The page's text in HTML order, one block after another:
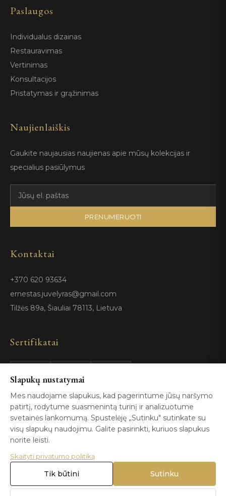
Paslaugos
Individualus dizainas
Restauravimas
Vertinimas
Konsultacijos
Pristatymas ir grąžinimas
Naujienlaiškis
Gaukite naujausias naujienas apie mūsų kolekcijas ir
specialius pasiūlymus
PRENUMERUOTI
Kontaktai
+370 620 93634
ernestas.juvelyras@gmail.com
Tilžės 89a, Šiauliai 78113, Lietuva
Sertifikatai
GIA
Certified
ISO 9001
© 2026 Blizga.lt. Visos teisės saugomos. |
Slapukų nustatymai
Mes naudojame slapukus, kad pagerintume jūsų naršymo
patirtį, rodytume suasmenintą turinį ir analizuotume
svetainės lankomumą. Spustelėję „Sutinku" sutinkate su
visų slapukų naudojimu. Galite pasirinkti, kuriuos slapukus
norite leisti.
Skaityti privatumo politiką
Tik būtini Sutinku